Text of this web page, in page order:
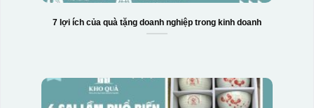
7 lợi ích của quà tặng doanh nghiệp trong kinh doanh